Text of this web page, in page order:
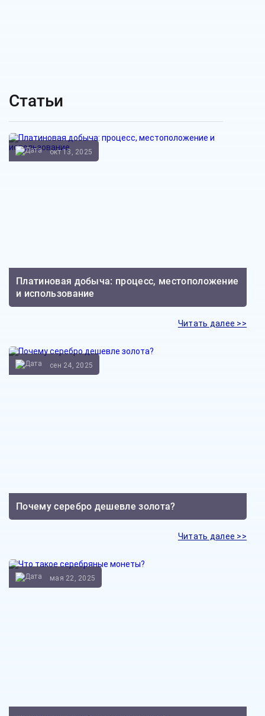
Статьи
Платиновая добыча: процесс, местоположение
и использование
окт 13, 2025
Читать далее >>
Почему серебро дешевле золота?
сен 24, 2025
Читать далее >>
мая 22, 2025